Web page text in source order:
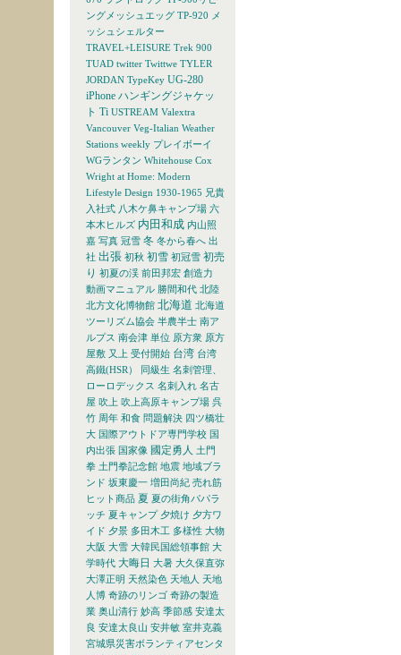
ングメッシュエッグ TP-920 メ
ッシュシェルター
TRAVEL+LEISURE Trek 900
TUAD twitter Twittwe TYLER
JORDAN TypeKey UG-280
iPhone ハンギングジャケッ
ト Ti USTREAM Valextra
Vancouver Veg-Italian Weather
Stations weekly プレイボーイ
WGランタン Whitehouse Cox
Wright at Home: Modern
Lifestyle Design 1930-1965 兄貴
入社式 八木ケ鼻キャンプ場 六
本木ヒルズ 内田和成 内山照
嘉 写真 冠雪 冬 冬から春へ 出
社 出張 初秋 初雪 初冠雪 初売
り 初夏の渓 前田邦宏 創造力
動画マニュアル 勝間和代 北陸
北方文化博物館 北海道 北海道
ツーリズム協会 半農半士 南ア
ルプス 南会津 単位 原方衆 原方
屋敷 又上 受付開始 台湾 台湾
高鐵(HSR）
同級生 名刺管理、
ローロデックス 名刺入れ 名古
屋 吹上 吹上高原キャンプ場 呉
竹 周年 和食 問題解決 四ツ橋壮
大 国際アウトドア専門学校 国
内出張 国家像 國定勇人 土門
拳 土門拳記念館 地震 地域ブラ
ンド 坂東慶一 増田尚紀 売れ筋
ヒット商品 夏 夏の街角パパラ
ッチ 夏キャンプ 夕焼け 夕方ワ
イド 夕景 多田木工 多様性 大物
大阪 大雪 大韓民国総領事館 大
学時代 大晦日 大暑 大久保直弥
大澤正明 天然染色 天地人 天地
人博 奇跡のリンゴ 奇跡の製造
業 奥山清行 妙高 季節感 安達太
良 安達太良山 安井敏 室井克義
宮城県災害ボランティアセンタ